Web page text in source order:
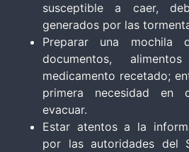
susceptible a caer,
generados por las
Preparar una mochila
documentos,
medicamento recetado;
primera necesidad en
evacuar.
Estar atentos a la
por las autoridades del